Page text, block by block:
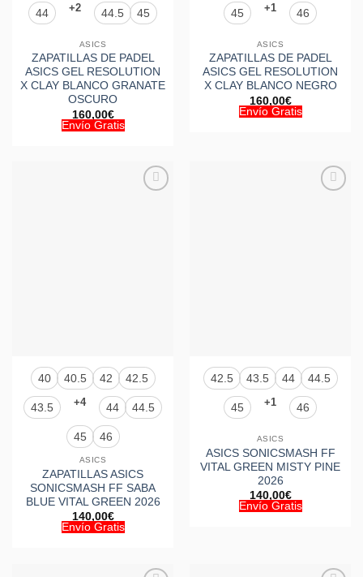
44 +2 44.5 45
ASICS
ZAPATILLAS DE PADEL
ASICS GEL RESOLUTION
X CLAY BLANCO GRANATE
OSCURO
160,00€
Envío Gratis
45 +1 46
ASICS
ZAPATILLAS DE PADEL
ASICS GEL RESOLUTION
X CLAY BLANCO NEGRO
160,00€
Envío Gratis
40 40.5 42 42.5
43.5 +4 44 44.5
45 46
ASICS
ZAPATILLAS ASICS
SONICSMASH FF SABA
BLUE VITAL GREEN 2026
140,00€
Envío Gratis
42.5 43.5 44 44.5
45 +1 46
ASICS
ASICS SONICSMASH FF
VITAL GREEN MISTY PINE
2026
140,00€
Envío Gratis